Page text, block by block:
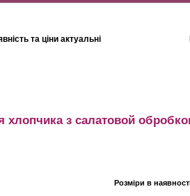
та ціни актуальні
хлопчика з салатовой
Розміри в